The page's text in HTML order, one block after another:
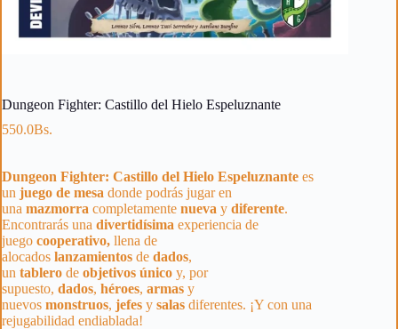
Dungeon Fighter: Castillo del Hielo Espeluznante
550.0Bs.
Dungeon Fighter: Castillo del Hielo Espeluznante es
un juego de mesa donde podrás jugar en
una mazmorra completamente nueva y diferente.
Encontrarás una divertidísima experiencia de
juego cooperativo, llena de
alocados lanzamientos de dados,
un tablero de objetivos único y, por
supuesto, dados, héroes, armas y
nuevos monstruos, jefes y salas diferentes. ¡Y con una
rejugabilidad endiablada!